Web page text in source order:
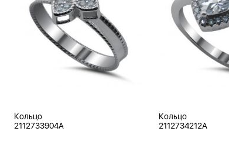
Кольцо
2112733904A
Кольцо
2112734212A